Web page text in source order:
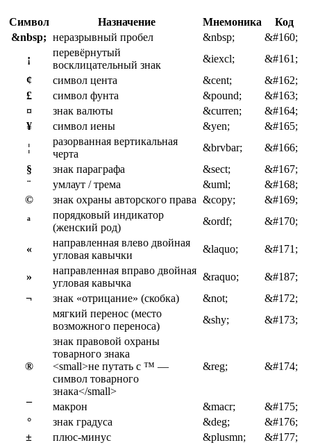
Символ Назначение Мнемоника
Код
&nbsp; неразрывный пробел &nbsp;
&#160;
¡
перевёрнутый
восклицательный знак
&iexcl;
&#161;
¢
символ цента &cent;
&#162;
£
символ фунта &pound;
&#163;
¤
знак валюты &curren;
&#164;
¥
символ иены &yen;
&#165;
¦
разорванная вертикальная
черта
&brvbar;
&#166;
§
знак параграфа &sect;
&#167;
¨
умлаут / трема &uml;
&#168;
©
знак охраны авторского права &copy;
&#169;
ª
порядковый индикатор
(женский род)
&ordf; &#170;
«
направленная влево двойная
угловая кавычки
&laquo; &#171;
»
направленная вправо двойная
угловая кавычка
&raquo;
&#187;
¬
знак «отрицание» (скобка) &not;
&#172;
мягкий перенос (место
возможного переноса)
&shy; &#173;
®
знак правовой охраны
товарного знака
<small>не путать с ™ —
символ товарного
знака</small>
&reg; &#174;
¯ макрон &macr;
&#175;
°
знак градуса &deg;
&#176;
±
плюс-минус &plusmn;
&#177;